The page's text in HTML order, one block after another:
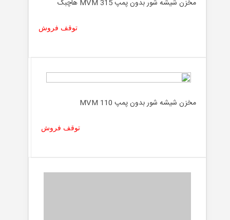
مخزن شیشه شور بدون پمپ MVM 315 هاچبک
توقف فروش
مخزن شیشه شور بدون پمپ MVM 110
توقف فروش